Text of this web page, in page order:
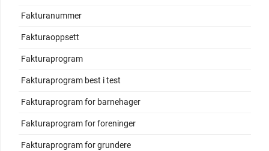
Fakturanummer
Fakturaoppsett
Fakturaprogram
Fakturaprogram best i test
Fakturaprogram for barnehager
Fakturaprogram for foreninger
Fakturaprogram for grundere